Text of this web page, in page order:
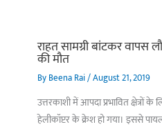
राहत सामग्री बांटकर वापस
की मौत
ByBeena Rai/August 21, 2019
उत्तरकाशी में आपदा प्रभावित क्षेत्रों के
हेलीकॉप्टर के क्रेश हो गया। इससे